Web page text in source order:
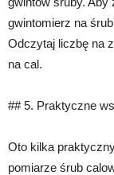
gwintomierz na
Odczytaj liczbę na
na cal.
## 5. Praktyczne
Oto kilka
pomiarze śrub